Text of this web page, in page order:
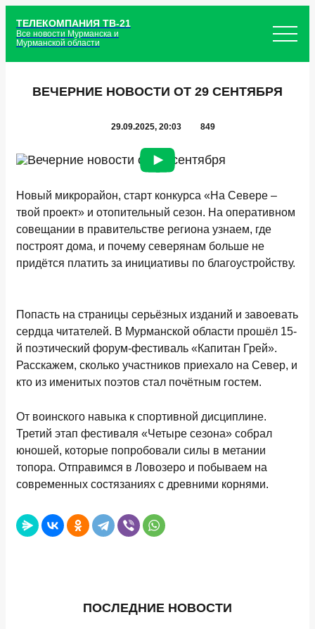
ТЕЛЕКОМПАНИЯ ТВ-21
Все новости Мурманска и
Мурманской области
ВЕЧЕРНИЕ НОВОСТИ ОТ 29 СЕНТЯБРЯ
29.09.2025, 20:03 849
Новый микрорайон, старт конкурса «На Севере –
твой проект» и отопительный сезон. На оперативном
совещании в правительстве региона узнаем, где
построят дома, и почему северянам больше не
придётся платить за инициативы по благоустройству.
Попасть на страницы серьёзных изданий и завоевать
сердца читателей. В Мурманской области прошёл 15-
й поэтический форум-фестиваль «Капитан Грей».
Расскажем, сколько участников приехало на Север, и
кто из именитых поэтов стал почётным гостем.
От воинского навыка к спортивной дисциплине.
Третий этап фестиваля «Четыре сезона» собрал
юношей, которые попробовали силы в метании
топора. Отправимся в Ловозеро и побываем на
современных состязаниях с древними корнями.
ПОСЛЕДНИЕ НОВОСТИ